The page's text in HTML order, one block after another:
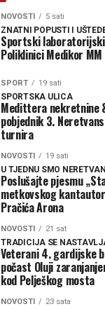
NOVOSTI 5 sati
ZNATNI POPUSTI I
Sportski
Poliklinici Medikor MM
SPORT 19 sati
SPORTSKA ULICA
Medittera nekretnine
pobjednik 3.
turnira
NOVOSTI 19 sati
U TJEDNU SMO
Poslušajte pjesmu
metkovskog
Pračića Arona
NOVOSTI 21 sat
TRADICIJA SE
Veterani 4. gardijske
počast Oluji
kod Pelješkog mosta
NOVOSTI 23 sata